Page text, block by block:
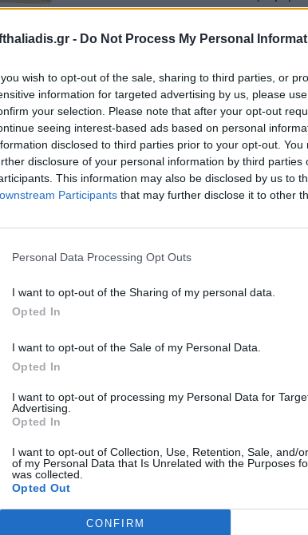
- Do Not Process My Personal
wish to opt-out of the sale, sharing to third parties, or
information for targeted advertising by us, please
your selection. Please note that after your opt-out
seeing interest-based ads based on personal
disclosed to third parties prior to your opt-out.
disclosure of your personal information by third parties
This information may also be disclosed by us to
Participants that may further disclose it to other
Personal Data Processing Opt Outs
I want to opt-out of the Sharing of my personal data.
Opted In
I want to opt-out of the Sale of my Personal Data.
Opted In
I want to opt-out of processing my Personal Data for
Advertising.
Opted In
I want to opt-out of Collection, Use, Retention, Sale, and/
of my Personal Data that Is Unrelated with the Purposes
was collected.
Opted Out
CONFIRM
Επιλογές Που
περισσότερο! Εδώ θα βρείτε τις κορυφαίες
BRASS